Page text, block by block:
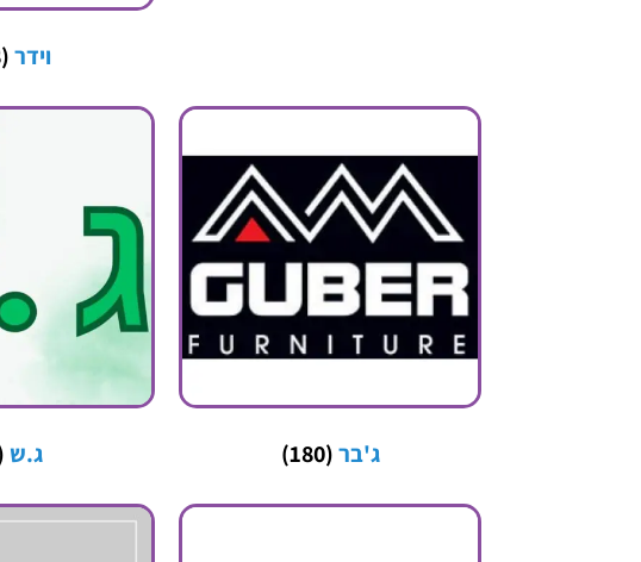
וידר(118)
ג'בר(180) ג.ש